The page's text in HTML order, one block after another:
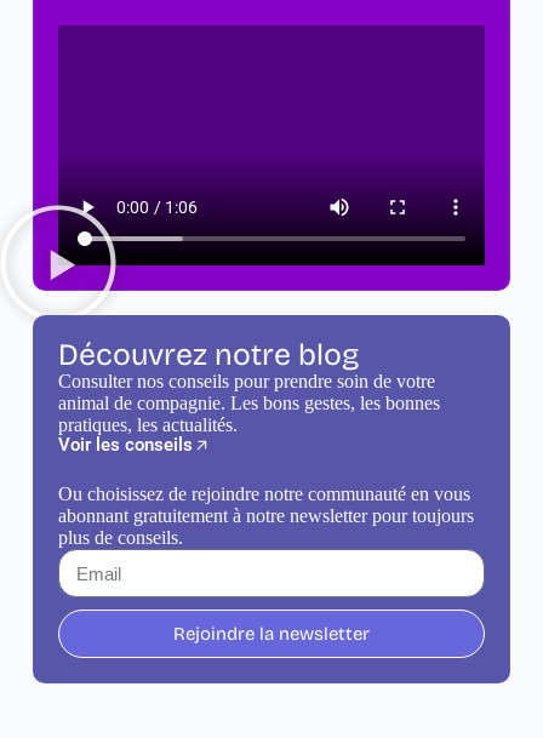
Découvrez notre blog
Consulter nos conseils pour prendre soin de votre
animal de compagnie. Les bons gestes, les bonnes
pratiques, les actualités.
Voir les conseils
Ou choisissez de rejoindre notre communauté en vous
abonnant gratuitement à notre newsletter pour toujours
plus de conseils.
Rejoindre la newsletter